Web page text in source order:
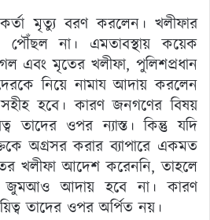
মৃত্যু বরণ করলেন। খলীফার
পৌঁছল না। এমতাবস্থায় কয়েক
এবং মৃতের খলীফা, পুলিশপ্রধান
নিয়ে নামায আদায় করলেন
হবে। কারণ জনগণের বিষয়
তাদের ওপর ন্যাস্ত। কিন্তু যদি
অগ্রসর করার ব্যাপারে একমত
খলীফা আদেশ করেননি, তাহলে
জুমআও আদায় হবে না। কারণ
তাদের ওপর অর্পিত নয়।